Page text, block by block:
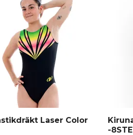
Laser Color
-